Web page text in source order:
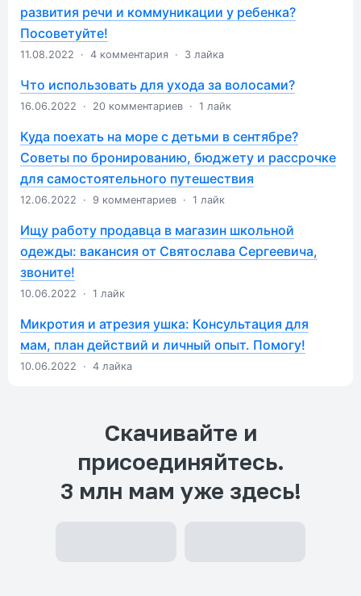
развития речи и коммуникации у ребенка?
Посоветуйте!
11.08.2022 · 4 комментария · 3 лайка
Что использовать для ухода за волосами?
16.06.2022 · 20 комментариев · 1 лайк
Куда поехать на море с детьми в сентябре?
Советы по бронированию, бюджету и рассрочке
для самостоятельного путешествия
12.06.2022 · 9 комментариев · 1 лайк
Ищу работу продавца в магазин школьной
одежды: вакансия от Святослава Сергеевича,
звоните!
10.06.2022 · 1 лайк
Микротия и атрезия ушка: Консультация для
мам, план действий и личный опыт. Помогу!
10.06.2022 · 4 лайка
Скачивайте и
присоединяйтесь.
3 млн мам уже здесь!